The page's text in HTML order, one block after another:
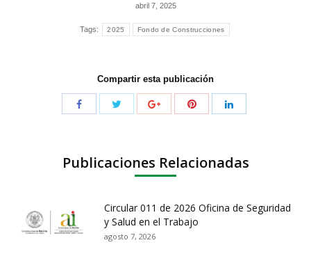
abril 7, 2025
Tags: 2025 Fondo de Construcciones
Compartir esta publicación
Publicaciones Relacionadas
Circular 011 de 2026 Oficina de Seguridad
y Salud en el Trabajo
agosto 7, 2026